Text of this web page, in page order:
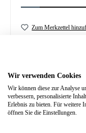
Zum Merkzettel
Beschreibung
Wir verwenden Cookies
Wir können diese zur Analyse
verbessern, personalisierte
Erlebnis zu bieten. Für weitere
öffnen Sie die Einstellungen.